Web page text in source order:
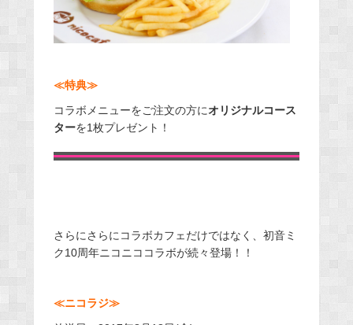
≪特典≫
コラボメニューをご注文の方にオリジナルコース
ターを1枚プレゼント！
さらにさらにコラボカフェだけではなく、初音ミ
ク10周年ニコニココラボが続々登場！！
≪ニコラジ≫